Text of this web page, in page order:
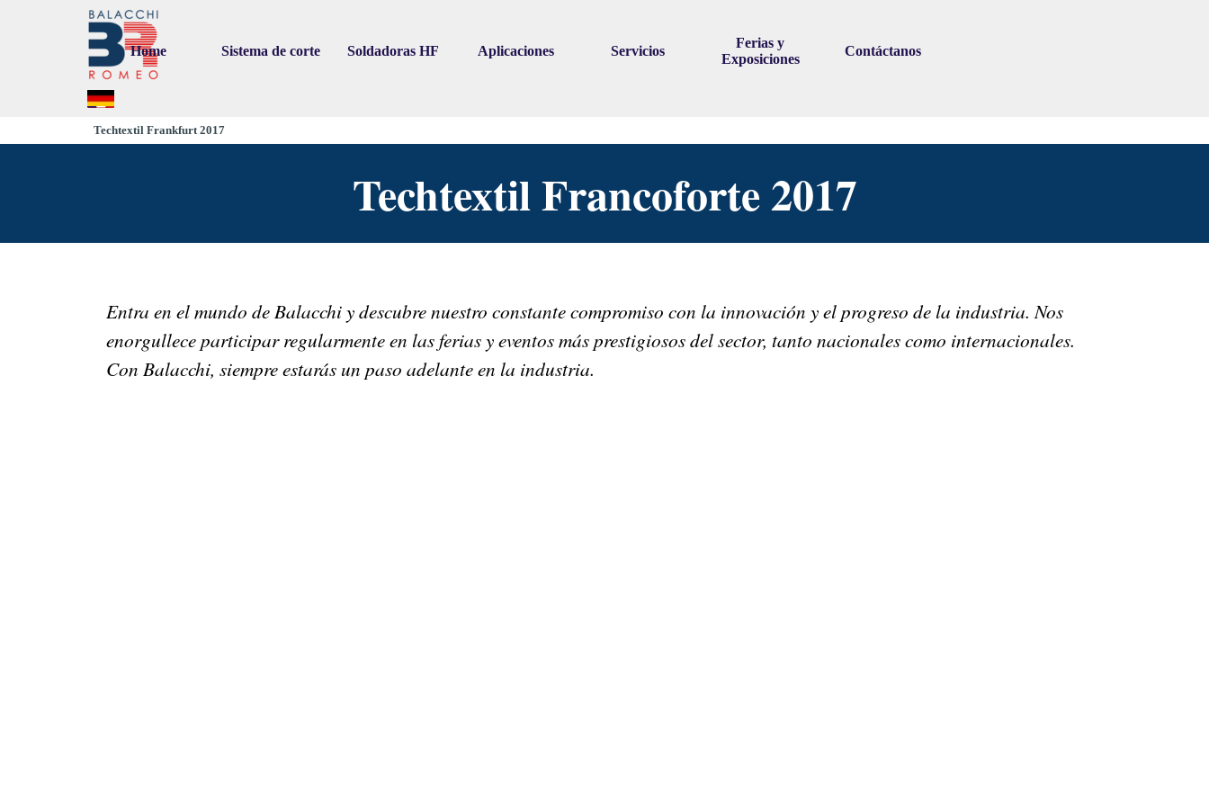
Home ▼
Sistema de corte ▼
Soldadoras HF ▼
Aplicaciones ▼
Servicios ▼
Ferias y
Exposiciones
▼
Contáctanos
Techtextil Frankfurt 2017
Techtextil Francoforte 2017
Entra en el mundo de Balacchi y descubre nuestro constante compromiso con la innovación y el progreso de la industria. Nos
enorgullece participar regularmente en las ferias y eventos más prestigiosos del sector, tanto nacionales como internacionales.
Con Balacchi, siempre estarás un paso adelante en la industria.